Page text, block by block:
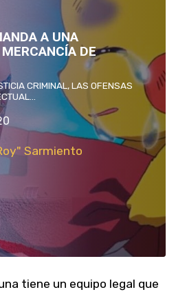
A UNA
DE
CRIMINAL, LAS OFENSAS
Sarmiento
tiene un equipo legal que